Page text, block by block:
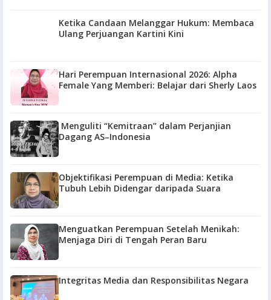
Ketika Candaan Melanggar Hukum: Membaca
Ulang Perjuangan Kartini Kini
Hari Perempuan Internasional 2026: Alpha
Female Yang Memberi: Belajar dari Sherly Laos
Menguliti “Kemitraan” dalam Perjanjian
Dagang AS–Indonesia
Objektifikasi Perempuan di Media: Ketika
Tubuh Lebih Didengar daripada Suara
Menguatkan Perempuan Setelah Menikah:
Menjaga Diri di Tengah Peran Baru
Integritas Media dan Responsibilitas Negara